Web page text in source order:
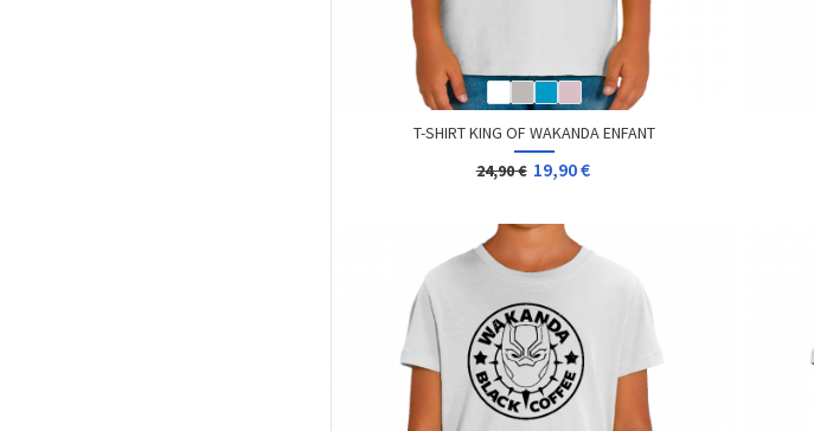
T-SHIRT KING OF WAKANDA ENFANT
24,90 € 19,90 €